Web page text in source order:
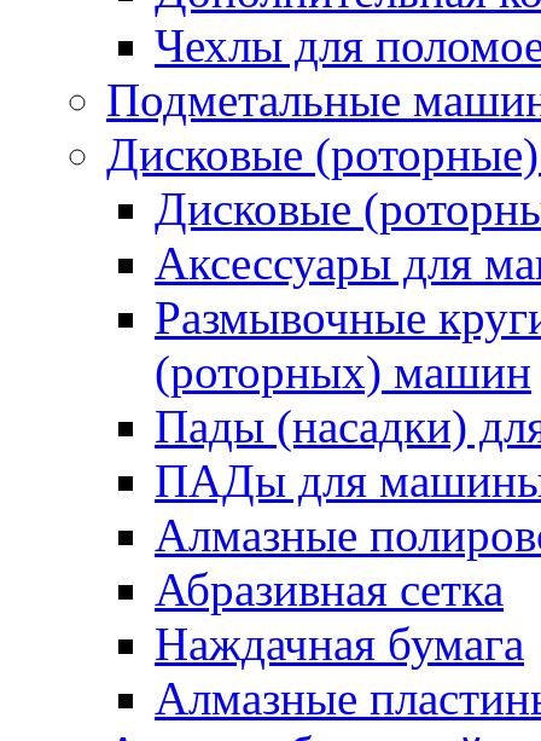
Чехлы для
Подметальные
Дисковые
Дисковые
Аксессуары для
Размывочные
(роторных) машин
Пады (насадки)
ПАДы для
Алмазные
Абразивная сетка
Наждачная бумага
Алмазные